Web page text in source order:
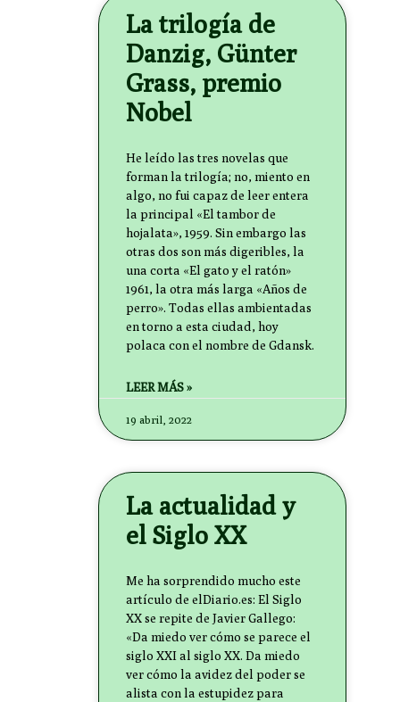
La trilogía de
Danzig, Günter
Grass, premio
Nobel
He leído las tres novelas que
forman la trilogía; no, miento en
algo, no fui capaz de leer entera
la principal «El tambor de
hojalata», 1959. Sin embargo las
otras dos son más digeribles, la
una corta «El gato y el ratón»
1961, la otra más larga «Años de
perro». Todas ellas ambientadas
en torno a esta ciudad, hoy
polaca con el nombre de Gdansk.
LEER MÁS »
19 abril, 2022
La actualidad y
el Siglo XX
Me ha sorprendido mucho este
artículo de elDiario.es: El Siglo
XX se repite de Javier Gallego:
«Da miedo ver cómo se parece el
siglo XXI al siglo XX. Da miedo
ver cómo la avidez del poder se
alista con la estupidez para